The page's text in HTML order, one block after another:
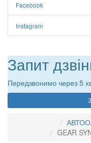
Facebook
Instagram
Запит
Передзвонимо через 5
GEAR